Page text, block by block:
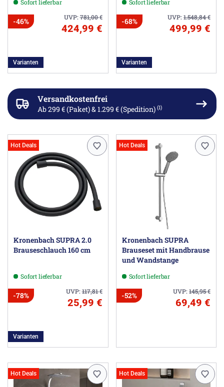
Sofort lieferbar
UVP:781,00€
-46%
424,99 €
Varianten
Brausegarnitur
Sofort lieferbar
UVP:1.548,84€
-68%
499,99 €
Varianten
Versandkostenfrei
Ab 299 € (Paket) & 1.299 € (Spedition) (1)
Hot Deals
Kronenbach SUPRA 2.0
Brauseschlauch 160 cm
Sofort lieferbar
UVP:117,81€
-78%
25,99 €
Varianten
Hot Deals
Kronenbach SUPRA
Brauseset mit Handbrause
und Wandstange
Sofort lieferbar
UVP:145,95€
-52%
69,49 €
Hot Deals Hot Deals